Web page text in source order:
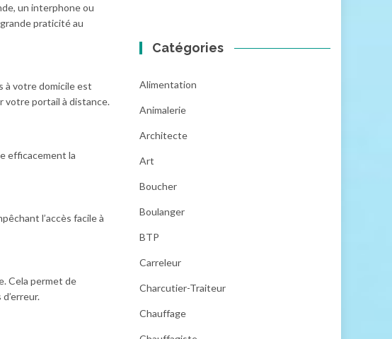
un interphone ou
praticité au
à votre domicile est
votre portail à distance.
efficacement la
l’accès facile à
Cela permet de
Catégories
Alimentation
Animalerie
Architecte
Art
Boucher
Boulanger
BTP
Carreleur
Charcutier-Traiteur
Chauffage